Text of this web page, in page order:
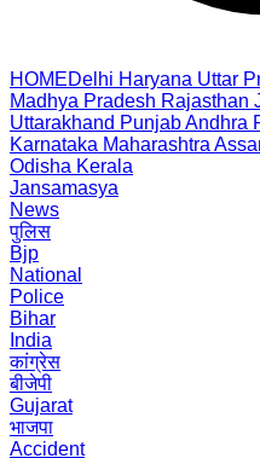
HOMEDelhi Haryana Uttar
Madhya Pradesh Rajasthan
Uttarakhand PunjabAndhra
Karnataka Maharashtra
Odisha Kerala
Jansamasya
News
पुलिस
Bjp
National
Police
Bihar
India
कांग्रेस
बीजेपी
Gujarat
भाजपा
Accident